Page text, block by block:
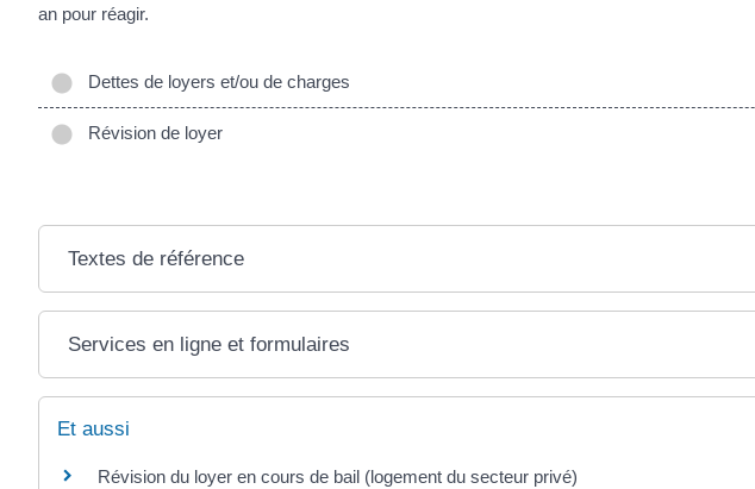
an pour réagir.
Dettes de loyers et/ou de charges
Révision de loyer
Textes de référence
Services en ligne et formulaires
Et aussi
Révision du loyer en cours de bail (logement du secteur privé)